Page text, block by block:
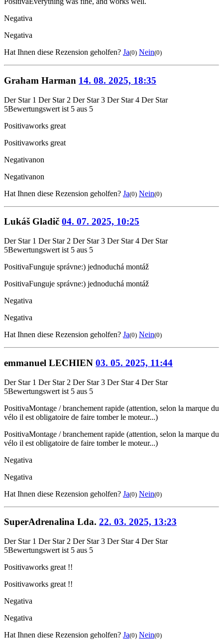
Negativa
Negativa
Hat Ihnen diese Rezension geholfen? Ja(0) Nein(0)
Graham Harman 14. 08. 2025, 18:35
Der Star 1 Der Star 2 Der Star 3 Der Star 4 Der Star
5Bewertungswert ist 5 aus 5
Positivaworks great
Positivaworks great
Negativanon
Negativanon
Hat Ihnen diese Rezension geholfen? Ja(0) Nein(0)
Lukáš Gladič 04. 07. 2025, 10:25
Der Star 1 Der Star 2 Der Star 3 Der Star 4 Der Star
5Bewertungswert ist 5 aus 5
PositivaFunguje správne:) jednoduchá montáž
PositivaFunguje správne:) jednoduchá montáž
Negativa
Negativa
Hat Ihnen diese Rezension geholfen? Ja(0) Nein(0)
emmanuel LECHIEN 03. 05. 2025, 11:44
Der Star 1 Der Star 2 Der Star 3 Der Star 4 Der Star
5Bewertungswert ist 5 aus 5
PositivaMontage / branchement rapide (attention, selon la marque du
vélo il est obligatoire de faire tomber le moteur...)
PositivaMontage / branchement rapide (attention, selon la marque du
vélo il est obligatoire de faire tomber le moteur...)
Negativa
Negativa
Hat Ihnen diese Rezension geholfen? Ja(0) Nein(0)
SuperAdrenalina Lda. 22. 03. 2025, 13:23
Der Star 1 Der Star 2 Der Star 3 Der Star 4 Der Star
5Bewertungswert ist 5 aus 5
Positivaworks great !!
Positivaworks great !!
Negativa
Negativa
Hat Ihnen diese Rezension geholfen? Ja(0) Nein(0)